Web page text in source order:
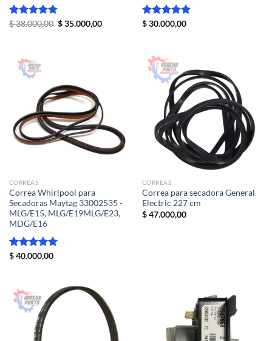
Valorado
$38.000,00 El
$35.000,00El
Valorado
$30.000,00
CORREAS
Correa Whirlpool para
Secadoras Maytag 33002535 -
MLG/E15, MLG/E19MLG/E23,
MDG/E16
Valorado
$40.000,00
CORREAS
Correa para secadora General
Electric 227 cm
$47.000,00